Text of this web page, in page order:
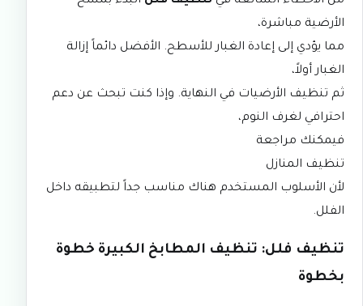
الأرضية مباشرة،
مما يؤدي إلى إعادة الغبار للأسطح. الأفضل دائماً إزالة
الغبار أولاً،
ثم تنظيف الأرضيات في النهاية. وإذا كنت تبحث عن دعم
احترافي لغرف النوم،
فيمكنك مراجعة
تنظيف المنازل
لأن الأسلوب المستخدم هناك مناسب جداً لتطبيقه داخل
الفلل.
تنظيف فلل: تنظيف المطابخ الكبيرة خطوة
بخطوة